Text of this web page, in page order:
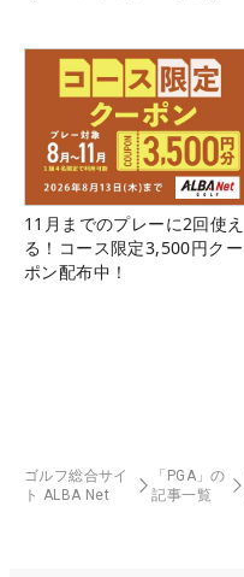
11月までのプレーに2回使え
る！コース限定3,500円クー
ポン配布中！
ゴルフ総合サイ
ト ALBA Net
「PGA」の
記事一覧